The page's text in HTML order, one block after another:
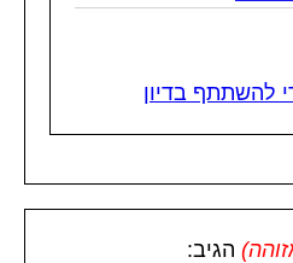
להשתתף בדיון
הגיב: